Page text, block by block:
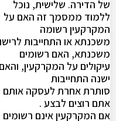
של הדירה. שלישית, נוכל
ללמוד ממסמך זה האם על
המקרקעין רשומה
משכנתא או התחייבות
משכנתא, האם רשומים
עיקולים על המקרקעין, והאם
ישנה התחייבות
סותרת אחרת לעסקה אותם
אתם רוצים לבצע .
אם המקרקעין אינם רשומים